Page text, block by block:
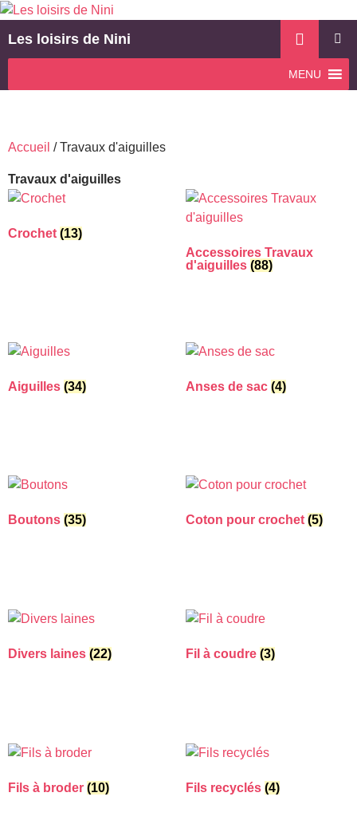
Aller
contenu
Les loisirs de Nini
MENU
MENU
Accueil / Travaux d'aiguilles
Travaux d'aiguilles
Crochet (13)
Accessoires Travaux
d'aiguilles (88)
Aiguilles (34) Anses de sac (4)
Boutons (35) Coton pour crochet (5)
Divers laines (22) Fil à coudre (3)
Fils à broder (10) Fils recyclés (4)